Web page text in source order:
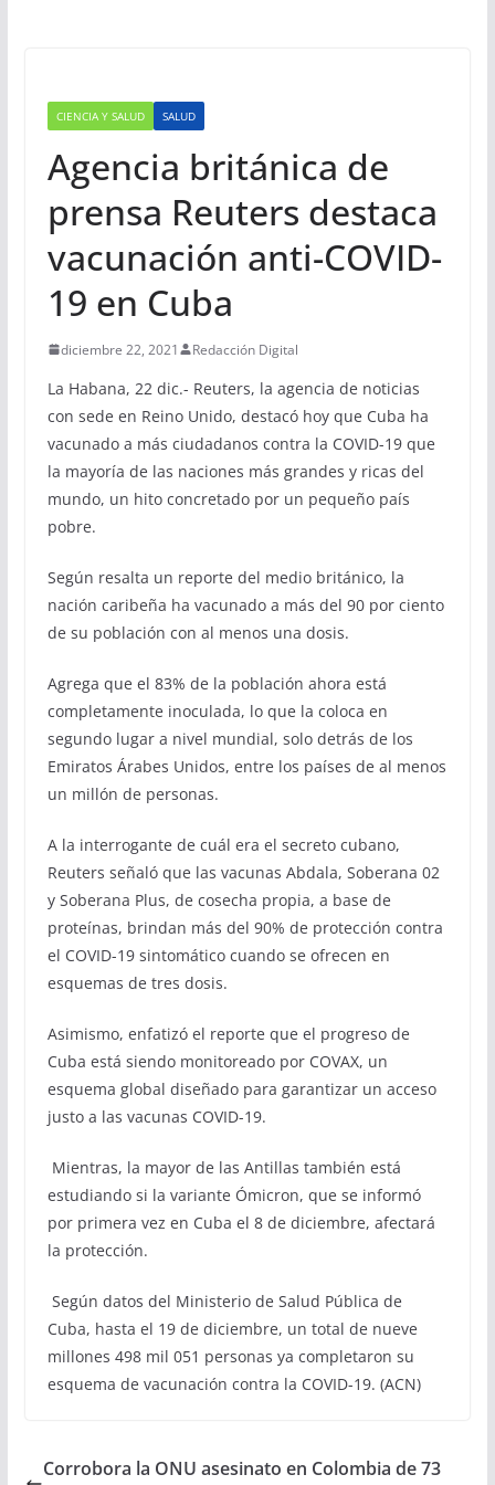
CIENCIA Y SALUD SALUD
Agencia británica de
prensa Reuters destaca
vacunación anti-COVID-
19 en Cuba
diciembre 22, 2021 Redacción Digital
La Habana, 22 dic.- Reuters, la agencia de noticias
con sede en Reino Unido, destacó hoy que Cuba ha
vacunado a más ciudadanos contra la COVID-19 que
la mayoría de las naciones más grandes y ricas del
mundo, un hito concretado por un pequeño país
pobre.
Según resalta un reporte del medio británico, la
nación caribeña ha vacunado a más del 90 por ciento
de su población con al menos una dosis.
Agrega que el 83% de la población ahora está
completamente inoculada, lo que la coloca en
segundo lugar a nivel mundial, solo detrás de los
Emiratos Árabes Unidos, entre los países de al menos
un millón de personas.
A la interrogante de cuál era el secreto cubano,
Reuters señaló que las vacunas Abdala, Soberana 02
y Soberana Plus, de cosecha propia, a base de
proteínas, brindan más del 90% de protección contra
el COVID-19 sintomático cuando se ofrecen en
esquemas de tres dosis.
Asimismo, enfatizó el reporte que el progreso de
Cuba está siendo monitoreado por COVAX, un
esquema global diseñado para garantizar un acceso
justo a las vacunas COVID-19.
Mientras, la mayor de las Antillas también está
estudiando si la variante Ómicron, que se informó
por primera vez en Cuba el 8 de diciembre, afectará
la protección.
Según datos del Ministerio de Salud Pública de
Cuba, hasta el 19 de diciembre, un total de nueve
millones 498 mil 051 personas ya completaron su
esquema de vacunación contra la COVID-19. (ACN)
Corrobora la ONU asesinato en Colombia de 73